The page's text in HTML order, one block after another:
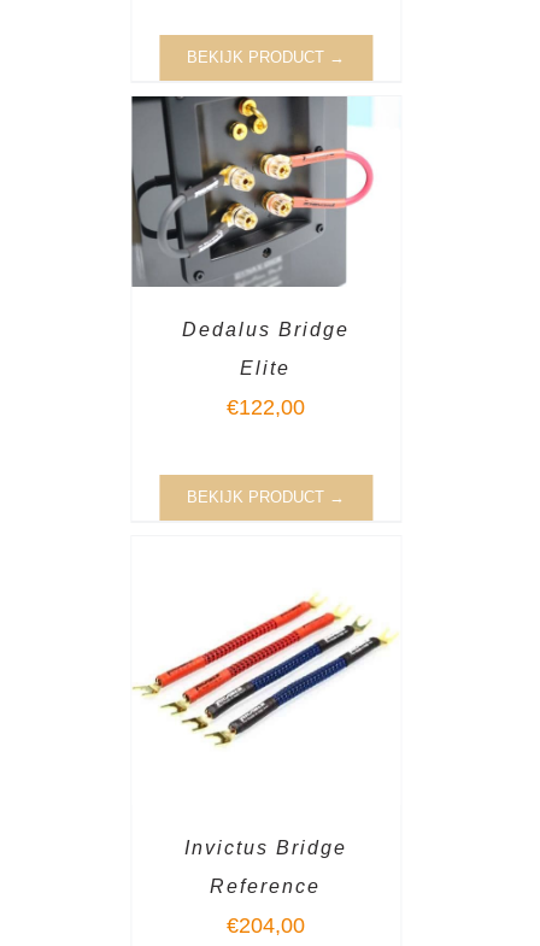
BEKIJK PRODUCT →
Dedalus Bridge
Elite
€122,00
BEKIJK PRODUCT →
Invictus Bridge
Reference
€204,00